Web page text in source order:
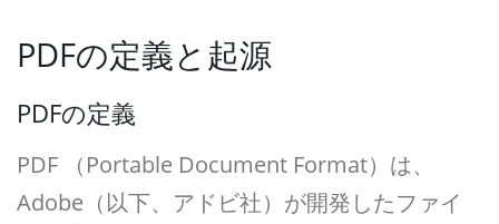
PDFの定義と起源
PDFの定義
PDF （Portable Document Format）は、
Adobe（以下、アドビ社）が開発したファイ